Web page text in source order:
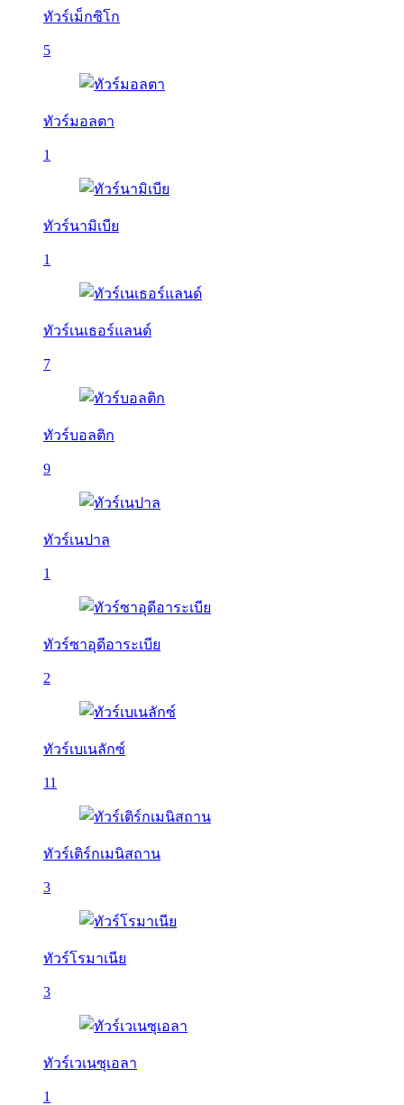
ทัวร์เม็กซิโก
5
ทัวร์มอลตา
1
ทัวร์นามิเบีย
1
ทัวร์เนเธอร์แลนด์
7
ทัวร์บอลติก
9
ทัวร์เนปาล
1
ทัวร์ซาอุดีอาระเบีย
2
ทัวร์เบเนลักซ์
11
ทัวร์เติร์กเมนิสถาน
3
ทัวร์โรมาเนีย
3
ทัวร์เวเนซุเอลา
1